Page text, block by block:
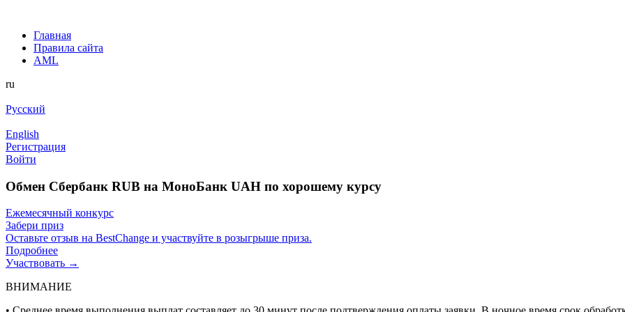
Главная
Правила сайта
AML
ru
Русский
English
Регистрация
Войти
Обмен Сбербанк RUB на МоноБанк UAH по хорошему курсу
Ежемесячный конкурс
Забери приз
Оставьте отзыв на BestChange и участвуйте в розыгрыше приза.
Подробнее
Участвовать →
ВНИМАНИЕ